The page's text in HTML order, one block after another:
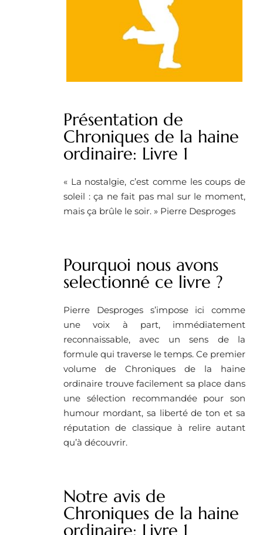
Présentation de
Chroniques de la haine
ordinaire: Livre 1
« La nostalgie, c’est comme les coups de
soleil : ça ne fait pas mal sur le moment,
mais ça brûle le soir. » Pierre Desproges
Pourquoi nous avons
selectionné ce livre ?
Pierre Desproges s’impose ici comme
une voix à part, immédiatement
reconnaissable, avec un sens de la
formule qui traverse le temps. Ce premier
volume de Chroniques de la haine
ordinaire trouve facilement sa place dans
une sélection recommandée pour son
humour mordant, sa liberté de ton et sa
réputation de classique à relire autant
qu’à découvrir.
Notre avis de
Chroniques de la haine
ordinaire: Livre 1